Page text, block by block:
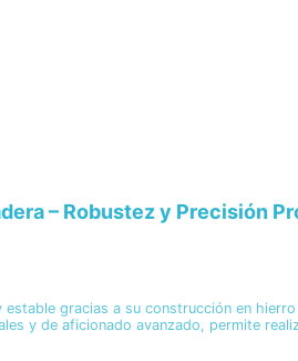
– Robustez y Precisión
gracias a su construcción en
y de aficionado avanzado, permite